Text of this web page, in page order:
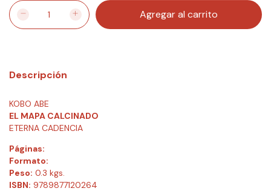
Descripción
KOBO ABE
EL MAPA CALCINADO
ETERNA CADENCIA
Páginas:
Formato:
Peso: 0.3 kgs.
ISBN: 9789877120264